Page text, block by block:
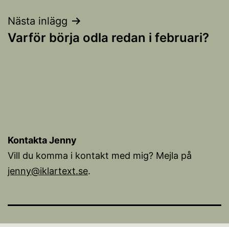
Nästa inlägg
Varför börja odla redan i februari?
Kontakta Jenny
Vill du komma i kontakt med mig? Mejla på
jenny@iklartext.se.